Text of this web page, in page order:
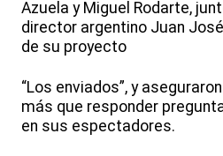
Azuela y Miguel Rodarte,
director argentino Juan
de su proyecto
“Los enviados”, y
más que responder
en sus espectadores.